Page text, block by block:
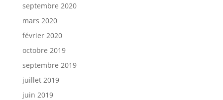
septembre 2020
mars 2020
février 2020
octobre 2019
septembre 2019
juillet 2019
juin 2019